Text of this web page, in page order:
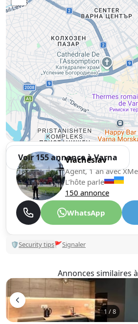
Voir 155 annonce à Varna
Viacheslav
Agent, 1 an avec
L’hôte parle
150 annonce
WhatsApp
🛡Security tips🚩Signaler
Annonces similaires
1 /8